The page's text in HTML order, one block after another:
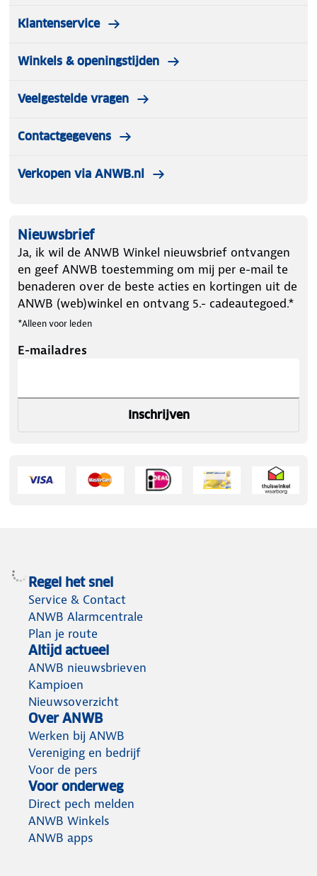
Klantenservice
Winkels & openingstijden
Veelgestelde vragen
Contactgegevens
Verkopen via ANWB.nl
Nieuwsbrief
Ja, ik wil de ANWB Winkel nieuwsbrief ontvangen
en geef ANWB toestemming om mij per e-mail te
benaderen over de beste acties en kortingen uit de
ANWB (web)winkel en ontvang 5.- cadeautegoed.*
*Alleen voor leden
E-mailadres
Inschrijven
Regel het snel
Service & Contact
ANWB Alarmcentrale
Plan je route
Altijd actueel
ANWB nieuwsbrieven
Kampioen
Nieuwsoverzicht
Over ANWB
Werken bij ANWB
Vereniging en bedrijf
Voor de pers
Voor onderweg
Direct pech melden
ANWB Winkels
ANWB apps